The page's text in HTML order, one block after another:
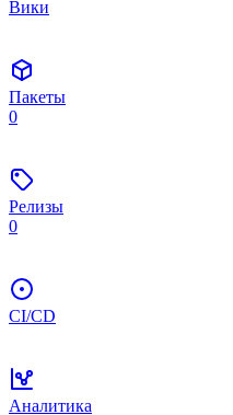
Вики
Пакеты
0
Релизы
0
CI/CD
Аналитика